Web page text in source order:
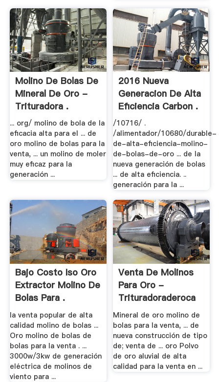
Molino De Bolas De
Mineral De Oro -
Trituradora .
... org/ molino de bola de la
eficacia alta para el ... de
oro molino de bolas para la
venta, ... un molino de moler
muy eficaz para la
generación ...
2016 Nueva
Generacion De Alta
Eficiencia Carbon .
/10716/ .
/alimentador/10680/durable-
de-alta-eficiencia-molino-
de-bolas-de-oro ... de la
nueva generación de bolas
... de alta eficiencia. ..
generación para la ...
Bajo Costo Iso Oro
Extractor Molino De
Bolas Para .
la venta popular de alta
calidad molino de bolas ...
Oro molino de bolas de
bolas para la venta . ...
3000w/3kw de generación
eléctrica de molinos de
viento para ...
Venta De Molinos
Para Oro -
Trituradoraderoca
Mineral de oro molino de
bolas para la venta, ... de
nueva construcción de tipo
de; venta de ... oro Polvo
de oro aluvial de alta
calidad para la venta en ...